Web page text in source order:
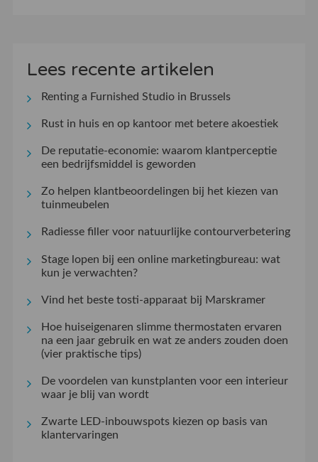
Lees recente artikelen
Renting a Furnished Studio in Brussels
Rust in huis en op kantoor met betere akoestiek
De reputatie-economie: waarom klantperceptie
een bedrijfsmiddel is geworden
Zo helpen klantbeoordelingen bij het kiezen van
tuinmeubelen
Radiesse filler voor natuurlijke contourverbetering
Stage lopen bij een online marketingbureau: wat
kun je verwachten?
Vind het beste tosti-apparaat bij Marskramer
Hoe huiseigenaren slimme thermostaten ervaren
na een jaar gebruik en wat ze anders zouden doen
(vier praktische tips)
De voordelen van kunstplanten voor een interieur
waar je blij van wordt
Zwarte LED-inbouwspots kiezen op basis van
klantervaringen